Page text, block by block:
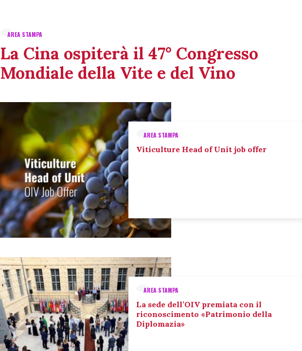
AREA STAMPA
La Cina ospiterà il 47° Congresso
Mondiale della Vite e del Vino
AREA STAMPA
Viticulture Head of Unit job offer
AREA STAMPA
La sede dell’OIV premiata con il
riconoscimento «Patrimonio della
Diplomazia»